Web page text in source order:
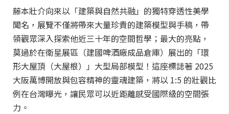
藤本壯介向來以「建築與自然共融」的獨特穿透性美學
聞名，展覽不僅將帶來大量珍貴的建築模型與手稿，帶
領觀眾深入探索他近三十年的空間哲學；最大的亮點，
莫過於在衛星展區（建國啤酒廠成品倉庫）展出的「環
形大屋頂（大屋根）」大型局部模型！這座標誌著 2025
大阪萬博開放與包容精神的靈魂建築，將以 1:5 的壯觀比
例在台灣曝光，讓民眾可以近距離感受國際級的空間張
力。